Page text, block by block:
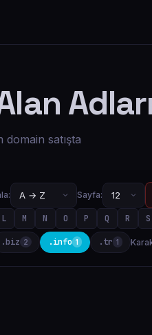
Adları
domain satışta
Sayfa:
L M N O P Q R S
.biz 2 .info 1 .tr 1